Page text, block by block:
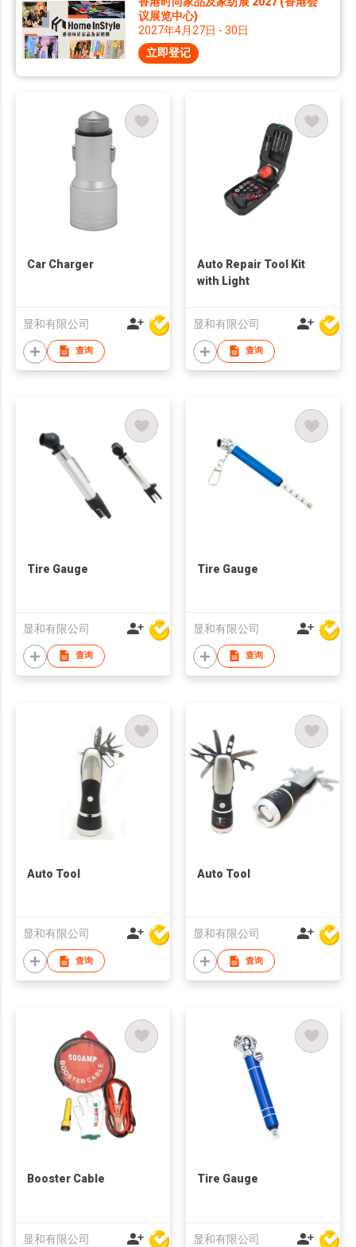
议展览中心)
2027年4月27日 - 30日
立即登记
Car Charger
显和有限公司
查询
Auto Repair Tool Kit
with Light
显和有限公司
查询
Tire Gauge
显和有限公司
查询
Tire Gauge
显和有限公司
查询
Auto Tool
显和有限公司
查询
Auto Tool
显和有限公司
查询
Booster Cable
显和有限公司
Tire Gauge
显和有限公司